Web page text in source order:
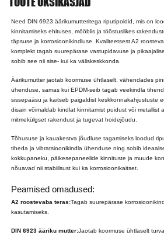
Need DIN 6923 äärikumutteritega riputipoldid, mis on
kinnitamiseks ehituses, mööblis ja tööstuslikes
täpsuse ja korrosioonikindluse. Kvaliteetsest A2
komplekt tagab suurepärase vastupidavuse ja
sobib see nii sise- kui ka väliskeskkonda.
Äärikumutter jaotab koormuse ühtlaselt, vähendades
ühenduse, samas kui EPDM-seib tagab veekindla
sissepääsu ja kaitseb paigaldist keskkonnakahjustuste
disain võimaldab kindlat kinnitamist puidust või metallist
mitmekülgset rakendust ja tugevat hoidejõudu.
Tõhususe ja kauakestva jõudluse tagamiseks loodud
tiheda ja vibratsioonikindla ühenduse ning sobib
kokkupaneku, päikesepaneelide kinnituste ja muude
nõuavad nii stabiilsust kui ka korrosioonikaitset.
Peamised omadused:
A2 roostevaba teras:Tagab suurepärase
kasutamiseks.
DIN 6923 ääriku mutter:Jaotab koormuse ühtlaselt